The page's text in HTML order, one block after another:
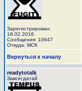
Зарегистрирован:
18.02.2016
Сообщения: 10647
Откуда: МСК
Вернуться к началу
readytotalk
Завсегдатай